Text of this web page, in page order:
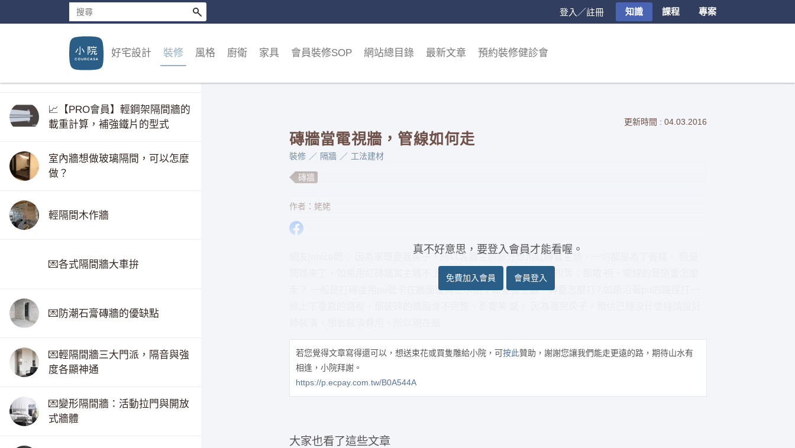
登入／註冊 知識 課程 專案
好宅設計 裝修 風格 廚衛 家具 會員裝修SOP 網站總目錄 最新文章 預約裝修健診會
💌這些地方，不要用石膏磚牆較
好
💌社團討論：隔間用輕鋼架或木
📈【PRO會員】輕鋼架隔間牆的
載重計算，補強鐵片的型式
室內牆想做玻璃隔間，可以怎麼
做？
輕隔間木作牆
💌各式隔間牆大車拚
💌防潮石膏磚牆的優缺點
💌輕隔間牆三大門派，隔音與強
度各顯神通
💌變形隔間牆：活動拉門與開放
式牆體
更新時間 : 04.03.2016
磚牆當電視牆，管線如何走
裝修 隔牆 工法建材
磚牆
作者：姥姥
網友janice問： 因為家理要蓋房子，所以客廳主牆部分想用紅磚當主牆，一切都是為了省錢。 但是
問題來了，如果用紅磚牆當主牆不上水泥，但牆面會有電源、電視等；那電 視、電線的管道要怎麼
走？ 一般是打磚後用pu管卡在牆面後再上水泥；如要當主牆，磚要怎麼打? 如果沿著pu的路徑打一
真不好意思，要登入會員才能看喔。
免費加入會員 會員登入
若您覺得文章寫得還可以，想送束花或買隻雕給小院，可按此贊助，謝謝您讓我們能走更遠的路，期待山水有
相逢，小院拜謝。
https://p.ecpay.com.tw/B0A544A
大家也看了這些文章